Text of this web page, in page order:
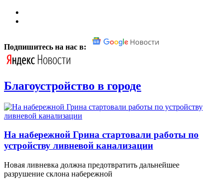
Подпишитесь на нас в:
Благоустройство в городе
На набережной Грина стартовали работы по
устройству ливневой канализации
Новая ливневка должна предотвратить дальнейшее
разрушение склона набережной